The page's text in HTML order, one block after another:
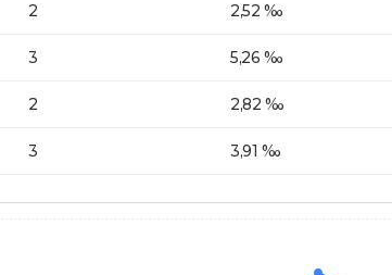
2 2,52 ‰
3 5,26 ‰
2 2,82 ‰
3 3,91 ‰